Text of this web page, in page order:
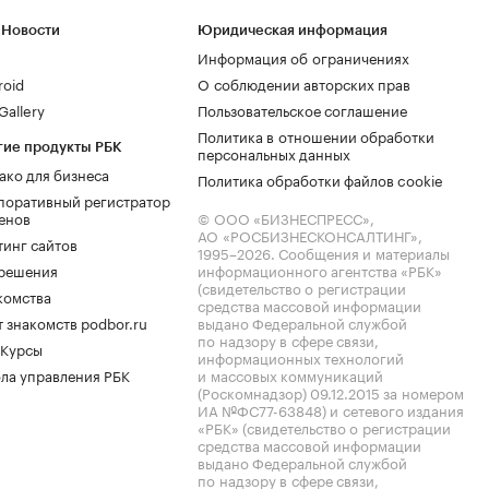
продукты РБК
для бизнеса
регистратор
сайтов
знакомств podbor.ru
управления РБК
Юридическая информация
Информация об ограничениях
О соблюдении авторских прав
Пользовательское соглашение
Политика в отношении обработки
персональных данных
Политика обработки файлов cookie
© ООО «БИЗНЕСПРЕСС»,
АО «РОСБИЗНЕСКОНСАЛТИНГ»,
1995–2026. Сообщения и материалы
информационного агентства «РБК»
(свидетельство о регистрации
средства массовой информации
выдано Федеральной службой
по надзору в сфере связи,
информационных технологий
и массовых коммуникаций
(Роскомнадзор) 09.12.2015 за номером
ИА №ФС77-63848) и сетевого издания
«РБК» (свидетельство о регистрации
средства массовой информации
выдано Федеральной службой
по надзору в сфере связи,